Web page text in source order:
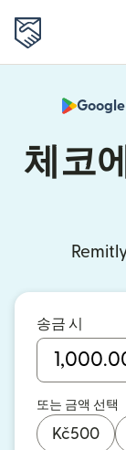
Google
체코
송금 시
또는 금액 선택
Kč500